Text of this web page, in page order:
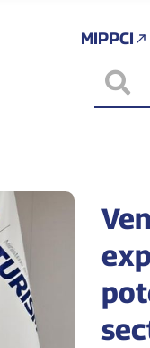
MIPPCI